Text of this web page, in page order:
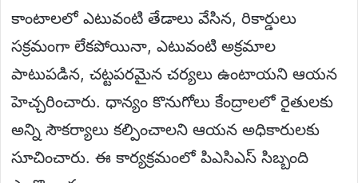
కాంటాలలో ఎటువంటి తేడాలు వేసిన, రికార్డులు
సక్రమంగా లేకపోయినా, ఎటువంటి అక్రమాల
పాటుపడిన, చట్టపరమైన చర్యలు ఉంటాయని ఆయన
హెచ్చరించారు. ధాన్యం కొనుగోలు కేంద్రాలలో రైతులకు
అన్ని సౌకర్యాలు కల్పించాలని ఆయన అధికారులకు
సూచించారు. ఈ కార్యక్రమంలో పిఎసిఎస్ సిబ్బంది